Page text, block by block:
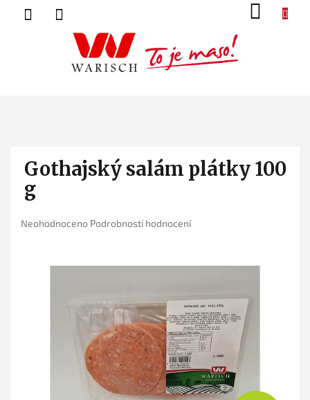
Gothajský salám plátky 100
g
Průměrné
Neohodnoceno Podrobnosti hodnocení